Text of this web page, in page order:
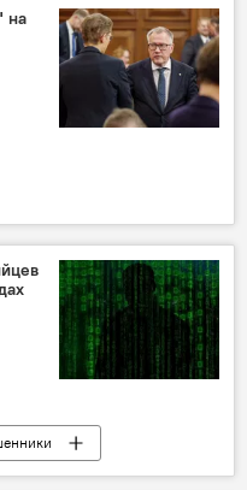
на
выборы